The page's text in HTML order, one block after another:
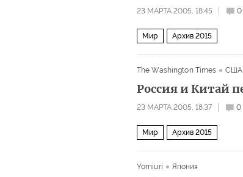
23 МАРТА 2005, 18:45 0
Мир Архив 2015
The Washington Times США
Россия и Китай
23 МАРТА 2005, 18:37 0
Мир Архив 2015
Yomiuri Япония